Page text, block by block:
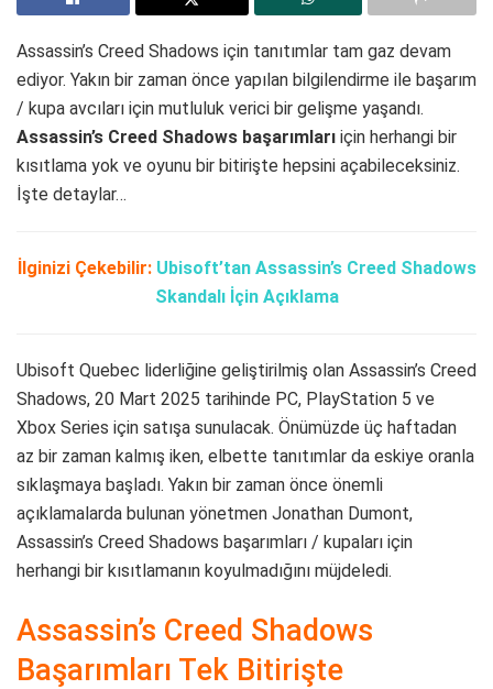
Assassin’s Creed Shadows için tanıtımlar tam gaz devam
ediyor. Yakın bir zaman önce yapılan bilgilendirme ile başarım
/ kupa avcıları için mutluluk verici bir gelişme yaşandı.
Assassin’s Creed Shadows başarımları için herhangi bir
kısıtlama yok ve oyunu bir bitirişte hepsini açabileceksiniz.
İşte detaylar…
İlginizi Çekebilir: Ubisoft’tan Assassin’s Creed Shadows
Skandalı İçin Açıklama
Ubisoft Quebec liderliğine geliştirilmiş olan Assassin’s Creed
Shadows, 20 Mart 2025 tarihinde PC, PlayStation 5 ve
Xbox Series için satışa sunulacak. Önümüzde üç haftadan
az bir zaman kalmış iken, elbette tanıtımlar da eskiye oranla
sıklaşmaya başladı. Yakın bir zaman önce önemli
açıklamalarda bulunan yönetmen Jonathan Dumont,
Assassin’s Creed Shadows başarımları / kupaları için
herhangi bir kısıtlamanın koyulmadığını müjdeledi.
Assassin’s Creed Shadows
Başarımları Tek Bitirişte